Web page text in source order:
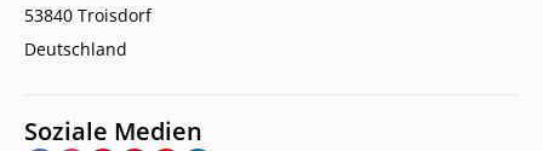
53840 Troisdorf
Deutschland
Soziale Medien